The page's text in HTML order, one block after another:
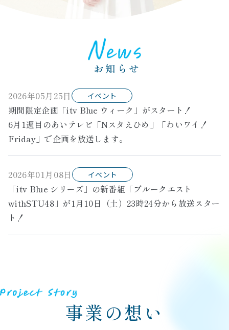
お知らせ
2026年05月25日 イベント
期間限定企画「itv Blue ウィーク」がスタート！
6月1週目のあいテレビ「Nスタえひめ」「わいワイ！
Friday」で企画を放送します。
2026年01月08日 イベント
「itv Blue シリーズ」の新番組「ブルークエスト
withSTU48」が1月10日（土）23時24分から放送スター
ト！
事業の想い